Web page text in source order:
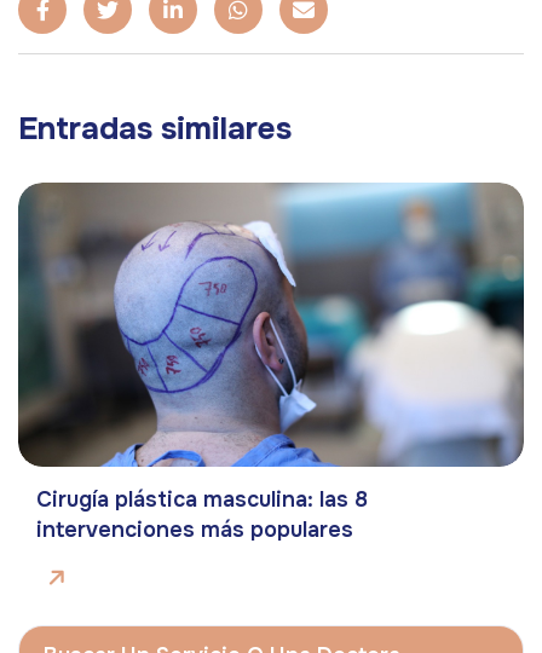
Entradas similares
Cirugía plástica masculina: las 8
intervenciones más populares